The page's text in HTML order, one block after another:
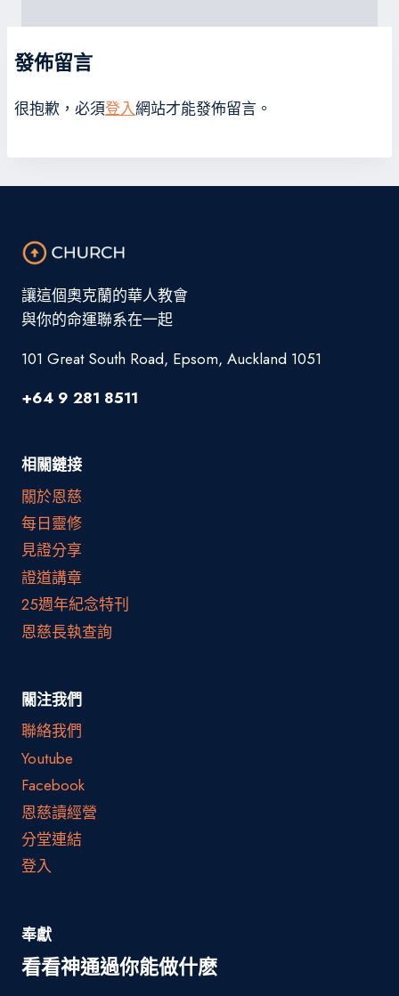
發佈留言
很抱歉，必須登入網站才能發佈留言。
讓這個奧克蘭的華人教會
與你的命運聯系在一起
101 Great South Road, Epsom, Auckland 1051
+64 9 281 8511
相關鏈接
關於恩慈
每日靈修
見證分享
證道講章
25週年紀念特刊
恩慈長執查詢
關注我們
聯絡我們
Youtube
Facebook
恩慈讀經營
分堂連結
登入
奉獻
看看神通過你能做什麽